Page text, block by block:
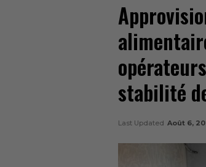
stabilité
Last Updated Août 6,